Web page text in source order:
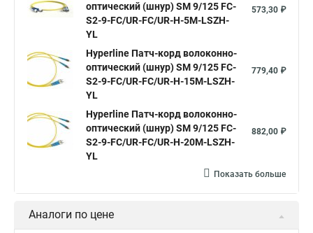
оптический (шнур) SM 9/125 FC-
S2-9-FC/UR-FC/UR-H-5M-LSZH-
YL
573,30 ₽
Hyperline Патч-корд волоконно-
оптический (шнур) SM 9/125 FC-
S2-9-FC/UR-FC/UR-H-15M-LSZH-
YL
779,40 ₽
Hyperline Патч-корд волоконно-
оптический (шнур) SM 9/125 FC-
S2-9-FC/UR-FC/UR-H-20M-LSZH-
YL
882,00 ₽
Показать больше
Аналоги по цене